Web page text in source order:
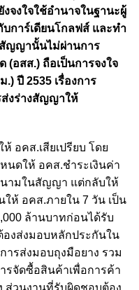
งจงใจใช้อำนาจในฐานะผู้
การ์เดียนโกลฟส์ และทำ
ญญานั้นไม่ผ่านการ
(อสส.) ถือเป็นการจงใจ
ปี 2535 เรื่องการ
ส่งร่างสัญญาให้
อคส.เสียเปรียบ โดย
ดให้ อคส.ชำระเงินค่า
ามในสัญญา แต่กลับให้
ห้ อคส.ภายใน 7 วัน เป็น
ล้านบาทก่อนได้รับ
งส่งมอบหลักประกันใน
รส่งมอบถุงมือยาง รวม
รจัดซื้อสินค้าเพื่อการค้า
ส่วนงานที่รับผิดชอบต้อง